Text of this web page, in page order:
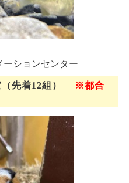
ションセンター
先着12組）
※都合